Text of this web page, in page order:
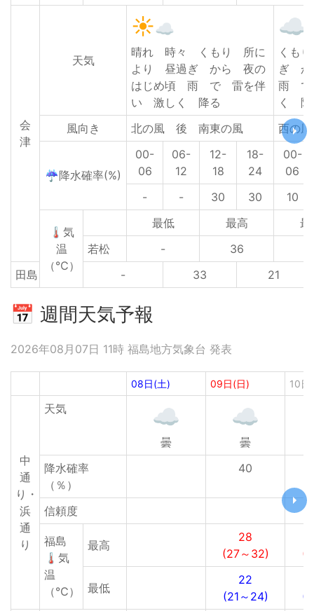
会
津
天気
晴れ 時々 くもり 所に
より 昼過ぎ から 夜の
はじめ頃 雨 で 雷を伴
い 激しく 降る
くも
ぎ
雨 で
く 降
風向き
北の風 後 南東の風 西の
☔降水確率(%)
00-
06
06-
12
12-
18
18-
24
00-
06
-
- 30 30 10
🌡気
温
（℃）
最低 最高
最
若松
- 36
田島
- 33 21
📅 週間天気予報
2026年08月07日 11時 福島地方気象台 発表
08日(土) 09日(日) 10日
中
通
り・
浜
通
り
天気
曇
曇
降水確率
（％）
40
信頼度
福島
🌡気
温
（℃）
最高
28
(27～32)
最低
22
(21～24)